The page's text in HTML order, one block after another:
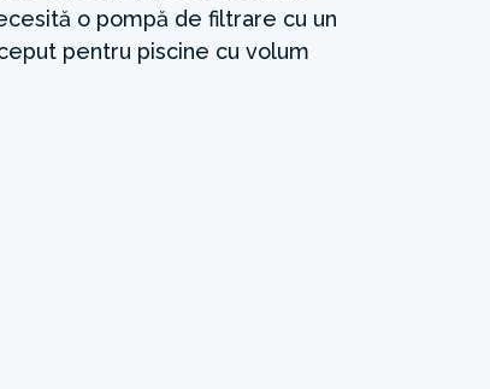
o pompă de filtrare cu un
pentru piscine cu volum